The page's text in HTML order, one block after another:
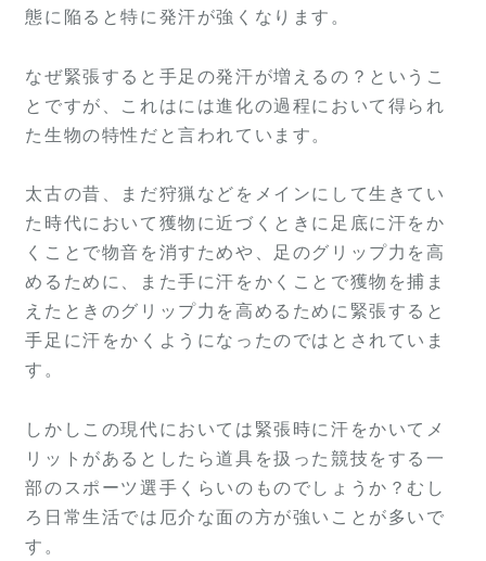
態に陥ると特に発汗が強くなります。
なぜ緊張すると手足の発汗が増えるの？というこ
とですが、これはには進化の過程において得られ
た生物の特性だと言われています。
太古の昔、まだ狩猟などをメインにして生きてい
た時代において獲物に近づくときに足底に汗をか
くことで物音を消すためや、足のグリップ力を高
めるために、また手に汗をかくことで獲物を捕ま
えたときのグリップ力を高めるために緊張すると
手足に汗をかくようになったのではとされていま
す。
しかしこの現代においては緊張時に汗をかいてメ
リットがあるとしたら道具を扱った競技をする一
部のスポーツ選手くらいのものでしょうか？むし
ろ日常生活では厄介な面の方が強いことが多いで
す。